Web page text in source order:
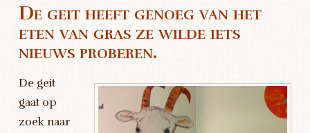
De geit heeft genoeg van het
eten van gras ze wilde iets
nieuws proberen.
De geit
gaat op
zoek naar